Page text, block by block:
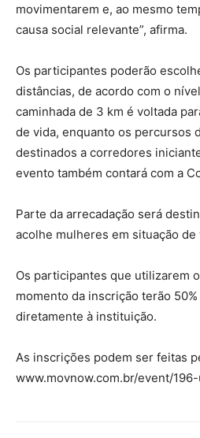
movimentarem e, ao mesmo
causa social relevante”, afirma.
Os participantes poderão
distâncias, de acordo com o
caminhada de 3 km é voltada
de vida, enquanto os percursos
destinados a corredores
evento também contará com a
Parte da arrecadação será
acolhe mulheres em situação
Os participantes que utilizarem o
momento da inscrição terão
diretamente à instituição.
As inscrições podem ser feitas
www.movnow.com.br/event/